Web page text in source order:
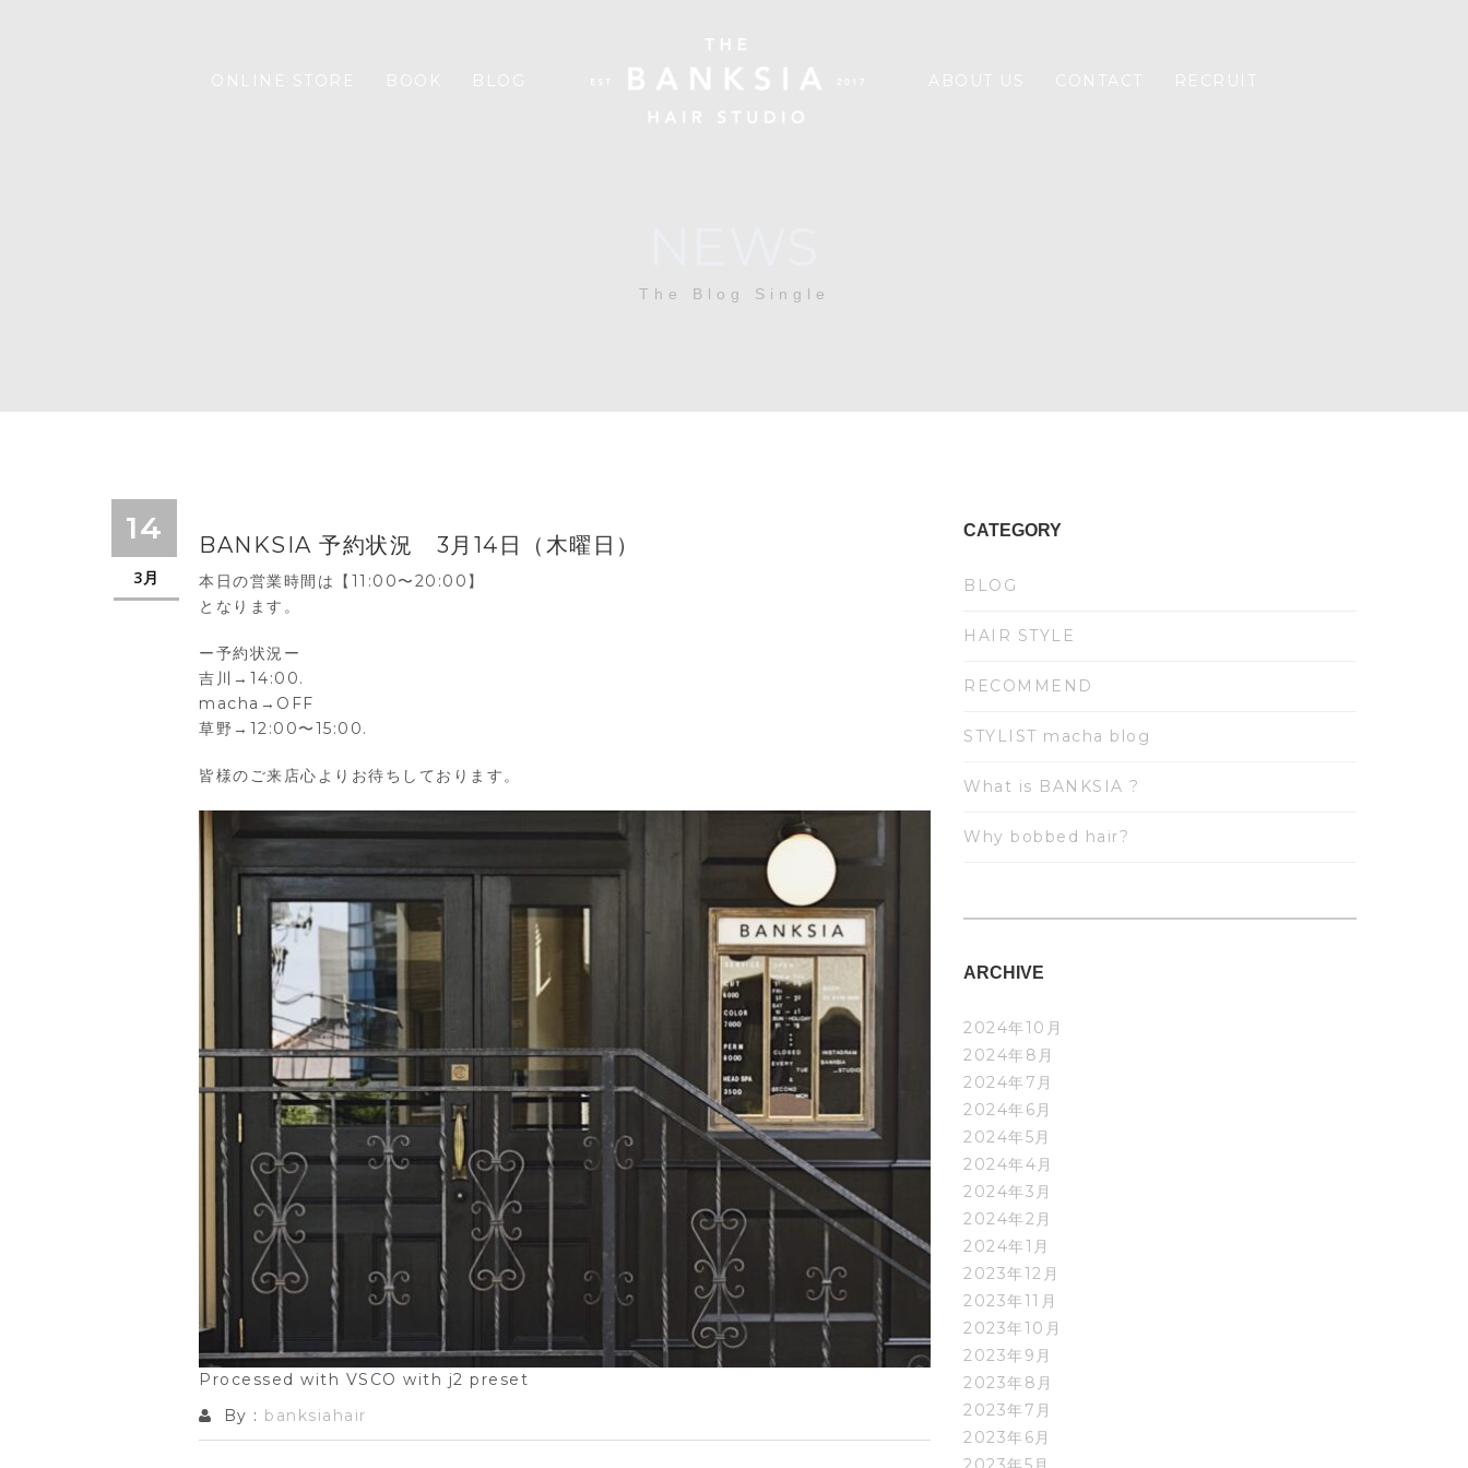
The Blog Single
14
3月
BANKSIA 予約状況 3月14日（木曜日）
本日の営業時間は【11:00〜20:00】
となります。
ー予約状況ー
吉川→14:00.
macha→OFF
草野→12:00〜15:00.
皆様のご来店心よりお待ちしております。
Processed with VSCO with j2 preset
By : banksiahair
CATEGORY
BLOG
HAIR STYLE
RECOMMEND
STYLIST macha blog
What is BANKSIA ?
Why bobbed hair?
ARCHIVE
2024年10月
2024年8月
2024年7月
2024年6月
2024年5月
2024年4月
2024年3月
2024年2月
2024年1月
2023年12月
2023年11月
2023年10月
2023年9月
2023年8月
2023年7月
2023年6月